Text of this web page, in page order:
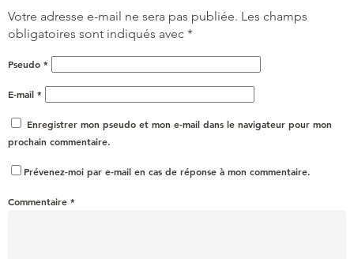
Votre adresse e-mail ne sera pas publiée. Les champs
obligatoires sont indiqués avec *
Pseudo *
E-mail *
Enregistrer mon pseudo et mon e-mail dans le navigateur pour mon
prochain commentaire.
Prévenez-moi par e-mail en cas de réponse à mon commentaire.
Commentaire *